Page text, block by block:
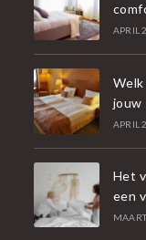
APRIL
jouw
APRIL
Het
een